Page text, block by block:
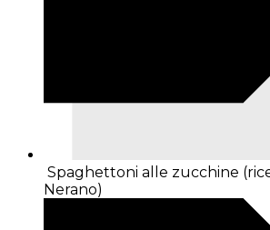
Spaghettoni alle zucchine
Nerano)